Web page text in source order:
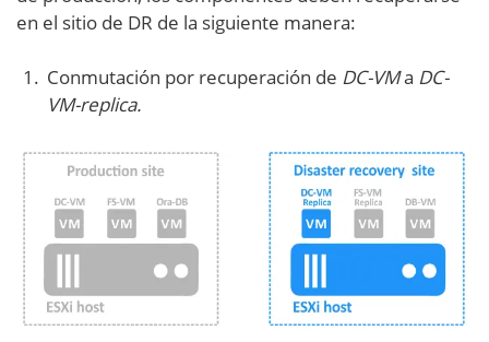
en el sitio de DR de la siguiente manera:
Conmutación por recuperación de DC-VMa DC-
VM-replica.